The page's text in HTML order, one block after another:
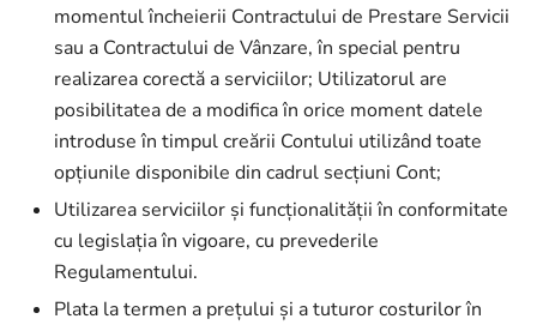
momentul încheierii Contractului de Prestare Servicii
sau a Contractului de Vânzare, în special pentru
realizarea corectă a serviciilor; Utilizatorul are
posibilitatea de a modifica în orice moment datele
introduse în timpul creării Contului utilizând toate
opțiunile disponibile din cadrul secțiuni Cont;
Utilizarea serviciilor și funcționalității în conformitate
cu legislația în vigoare, cu prevederile
Regulamentului.
Plata la termen a prețului și a tuturor costurilor în